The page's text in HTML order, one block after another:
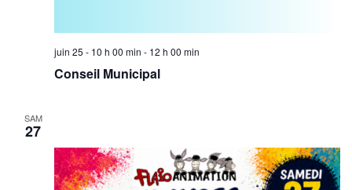
juin 25 - 10 h 00 min - 12 h 00 min
Conseil Municipal
SAM
27